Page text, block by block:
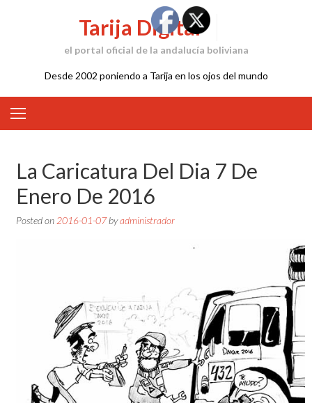
Tarija Digital
el portal oficial de la andalucía boliviana
Desde 2002 poniendo a Tarija en los ojos del mundo
La Caricatura Del Dia 7 De
Enero De 2016
Posted on 2016-01-07byadministrador